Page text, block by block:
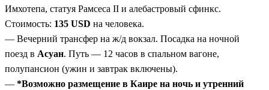
Имхотепа, статуя Рамсеса II и алебастровый сфинкс.
Стоимость: 135 USD на человека.
— Вечерний трансфер на ж/д вокзал. Посадка на ночной
поезд в Асуан. Путь — 12 часов в спальном вагоне,
полупансион (ужин и завтрак включены).
— *Возможно размещение в Каире на ночь и утренний